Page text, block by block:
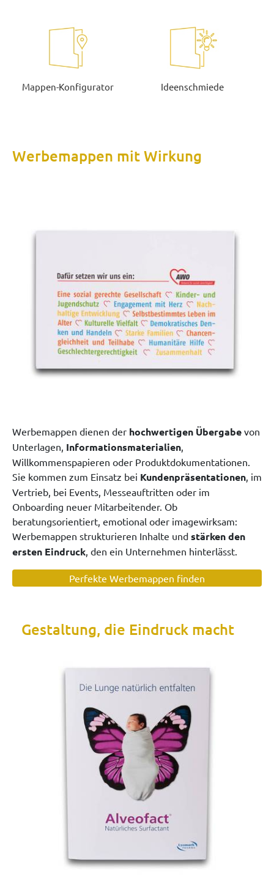
Mappen-Konfigurator Ideenschmiede
Werbemappen mit Wirkung
Werbemappen dienen der hochwertigen Übergabe von
Unterlagen, Informationsmaterialien
Willkommenspapieren oder Produktdokumentationen.
Sie kommen zum Einsatz bei Kundenpräsentationen , im
Vertrieb, bei Events, Messeauftritten oder im
Onboarding neuer Mitarbeitender. Ob
beratungsorientiert, emotional oder imagewirksam:
Werbemappen strukturieren Inhalte und stärken den
ersten Eindruck , den ein Unternehmen hinterlässt.
Perfekte Werbemappen finden
Gestaltung, die Eindruck macht